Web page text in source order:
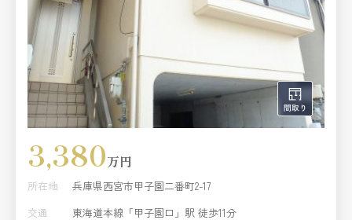
3,380万円
所在地
兵庫県西宮市甲子園二番町2-17
交通
東海道本線「甲子園口」駅 徒歩11分